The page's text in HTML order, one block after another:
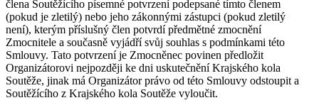
člena Soutěžícího písemné potvrzení podepsané tímto členem
(pokud je zletilý) nebo jeho zákonnými zástupci (pokud zletilý
není), kterým příslušný člen potvrdí předmětné zmocnění
Zmocnitele a současně vyjádří svůj souhlas s podmínkami této
Smlouvy. Tato potvrzení je Zmocněnec povinen předložit
Organizátorovi nejpozději ke dni uskutečnění Krajského kola
Soutěže, jinak má Organizátor právo od této Smlouvy odstoupit a
Soutěžícího z Krajského kola Soutěže vyloučit.